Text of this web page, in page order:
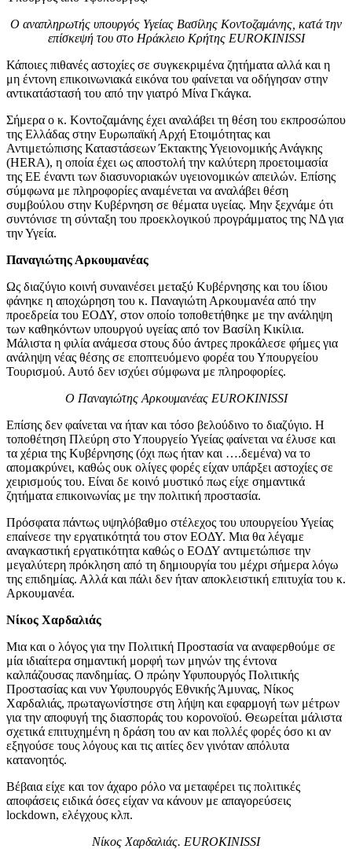
Ο αναπληρωτής υπουργός Υγείας Βασίλης Κοντοζαμάνης, κατά την
επίσκεψή του στο Ηράκλειο Κρήτης EUROKINISSI
Κάποιες πιθανές αστοχίες σε συγκεκριμένα ζητήματα αλλά και η
μη έντονη επικοινωνιακά εικόνα του φαίνεται να οδήγησαν στην
αντικατάστασή του από την γιατρό Μίνα Γκάγκα.
Σήμερα ο κ. Κοντοζαμάνης έχει αναλάβει τη θέση του εκπροσώπου
της Ελλάδας στην Ευρωπαϊκή Αρχή Ετοιμότητας και
Αντιμετώπισης Καταστάσεων Έκτακτης Υγειονομικής Ανάγκης
(HERA), η οποία έχει ως αποστολή την καλύτερη προετοιμασία
της ΕΕ έναντι των διασυνοριακών υγειονομικών απειλών. Επίσης
σύμφωνα με πληροφορίες αναμένεται να αναλάβει θέση
συμβούλου στην Κυβέρνηση σε θέματα υγείας. Μην ξεχνάμε ότι
συντόνισε τη σύνταξη του προεκλογικού προγράμματος της ΝΔ για
την Υγεία.
Παναγιώτης Αρκουμανέας
Ως διαζύγιο κοινή συναινέσει μεταξύ Κυβέρνησης και του ίδιου
φάνηκε η αποχώρηση του κ. Παναγιώτη Αρκουμανέα από την
προεδρεία του ΕΟΔΥ, στον οποίο τοποθετήθηκε με την ανάληψη
των καθηκόντων υπουργού υγείας από τον Βασίλη Κικίλια.
Μάλιστα η φιλία ανάμεσα στους δύο άντρες προκάλεσε φήμες για
ανάληψη νέας θέσης σε εποπτευόμενο φορέα του Υπουργείου
Τουρισμού. Αυτό δεν ισχύει σύμφωνα με πληροφορίες.
Ο Παναγιώτης Αρκουμανέας EUROKINISSI
Επίσης δεν φαίνεται να ήταν και τόσο βελούδινο το διαζύγιο. Η
τοποθέτηση Πλεύρη στο Υπουργείο Υγείας φαίνεται να έλυσε και
τα χέρια της Κυβέρνησης (όχι πως ήταν και ….δεμένα) να το
απομακρύνει, καθώς ουκ ολίγες φορές είχαν υπάρξει αστοχίες σε
χειρισμούς του. Είναι δε κοινό μυστικό πως είχε σημαντικά
ζητήματα επικοινωνίας με την πολιτική προστασία.
Πρόσφατα πάντως υψηλόβαθμο στέλεχος του υπουργείου Υγείας
επαίνεσε την εργατικότητά του στον ΕΟΔΥ. Μια θα λέγαμε
αναγκαστική εργατικότητα καθώς ο ΕΟΔΥ αντιμετώπισε την
μεγαλύτερη πρόκληση από τη δημιουργία του μέχρι σήμερα λόγω
της επιδημίας. Αλλά και πάλι δεν ήταν αποκλειστική επιτυχία του κ.
Αρκουμανέα.
Νίκος Χαρδαλιάς
Μια και ο λόγος για την Πολιτική Προστασία να αναφερθούμε σε
μία ιδιαίτερα σημαντική μορφή των μηνών της έντονα
καλπάζουσας πανδημίας. Ο πρώην Υφυπουργός Πολιτικής
Προστασίας και νυν Υφυπουργός Εθνικής Άμυνας, Νίκος
Χαρδαλιάς, πρωταγωνίστησε στη λήψη και εφαρμογή των μέτρων
για την αποφυγή της διασποράς του κορονοϊού. Θεωρείται μάλιστα
σχετικά επιτυχημένη η δράση του αν και πολλές φορές όσο κι αν
εξηγούσε τους λόγους και τις αιτίες δεν γινόταν απόλυτα
κατανοητός.
Βέβαια είχε και τον άχαρο ρόλο να μεταφέρει τις πολιτικές
αποφάσεις ειδικά όσες είχαν να κάνουν με απαγορεύσεις
lockdown, ελέγχους κλπ.
Νίκος Χαρδαλιάς. EUROKINISSI